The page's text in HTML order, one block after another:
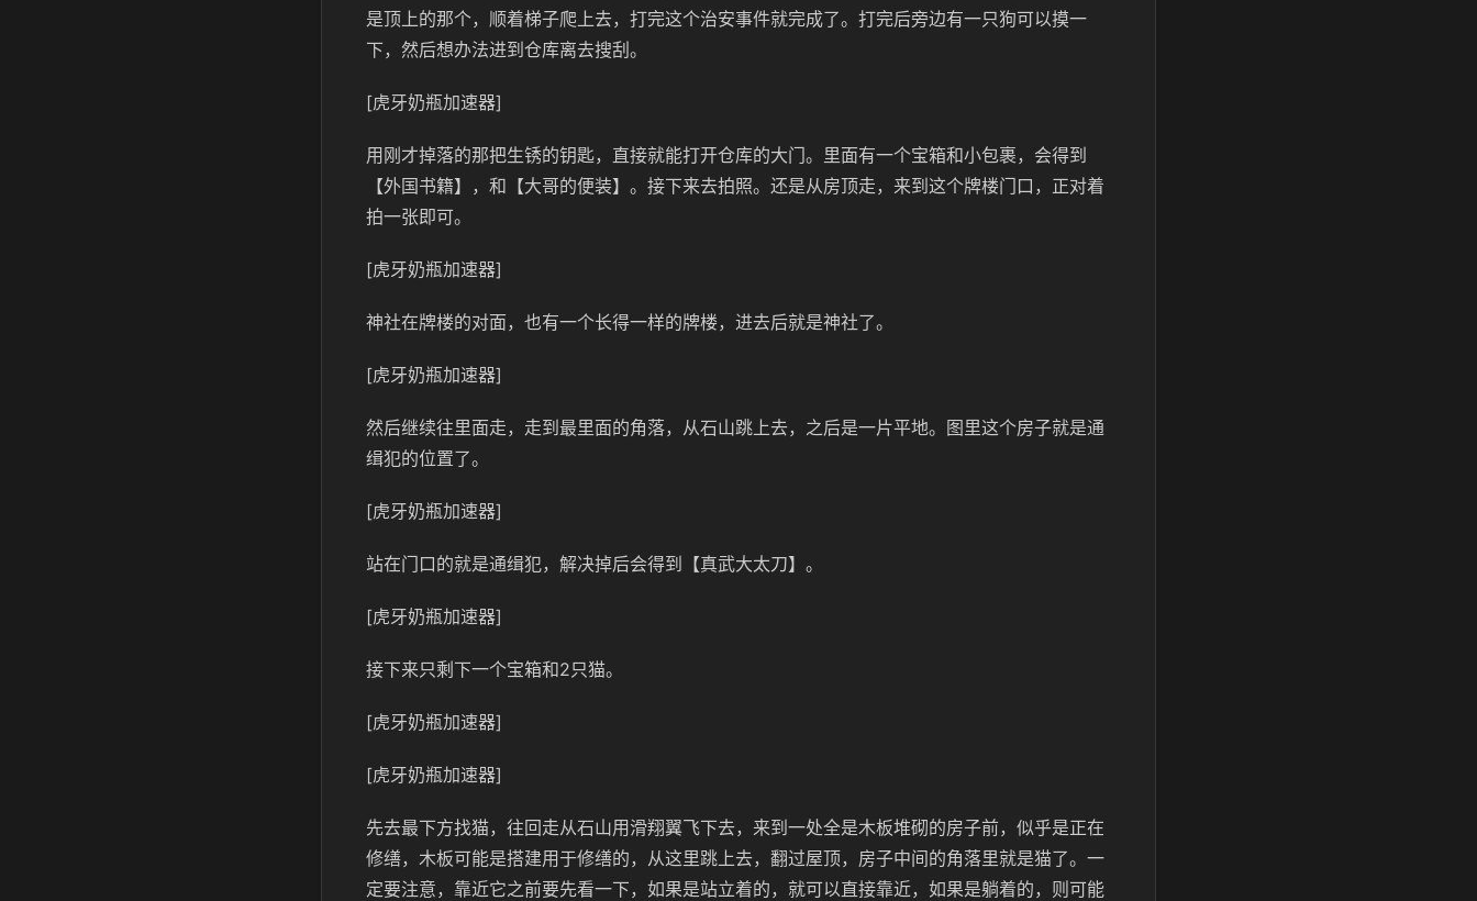
是顶上的那个，顺着梯子爬上去，打完这个治安事件就完成了。打完后旁边有一只狗可以摸一
下，然后想办法进到仓库离去搜刮。
[虎牙奶瓶加速器]
用刚才掉落的那把生锈的钥匙，直接就能打开仓库的大门。里面有一个宝箱和小包裹，会得到
【外国书籍】，和【大哥的便装】。接下来去拍照。还是从房顶走，来到这个牌楼门口，正对着
拍一张即可。
[虎牙奶瓶加速器]
神社在牌楼的对面，也有一个长得一样的牌楼，进去后就是神社了。
[虎牙奶瓶加速器]
然后继续往里面走，走到最里面的角落，从石山跳上去，之后是一片平地。图里这个房子就是通
缉犯的位置了。
[虎牙奶瓶加速器]
站在门口的就是通缉犯，解决掉后会得到【真武大太刀】。
[虎牙奶瓶加速器]
接下来只剩下一个宝箱和2只猫。
[虎牙奶瓶加速器]
[虎牙奶瓶加速器]
先去最下方找猫，往回走从石山用滑翔翼飞下去，来到一处全是木板堆砌的房子前，似乎是正在
修缮，木板可能是搭建用于修缮的，从这里跳上去，翻过屋顶，房子中间的角落里就是猫了。一
定要注意，靠近它之前要先看一下，如果是站立着的，就可以直接靠近，如果是躺着的，则可能